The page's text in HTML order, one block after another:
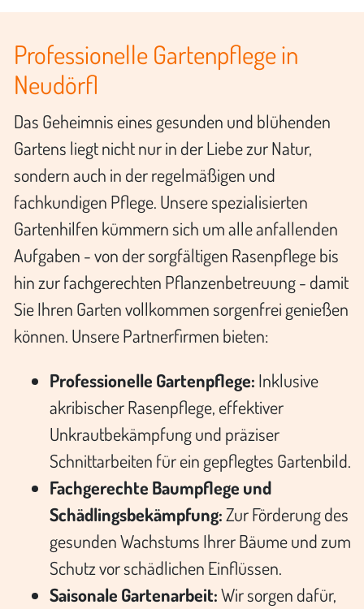
Professionelle Gartenpflege in
Neudörfl
Das Geheimnis eines gesunden und blühenden
Gartens liegt nicht nur in der Liebe zur Natur,
sondern auch in der regelmäßigen und
fachkundigen Pflege. Unsere spezialisierten
Gartenhilfen kümmern sich um alle anfallenden
Aufgaben - von der sorgfältigen Rasenpflege bis
hin zur fachgerechten Pflanzenbetreuung - damit
Sie Ihren Garten vollkommen sorgenfrei genießen
können. Unsere Partnerfirmen bieten:
Professionelle Gartenpflege: Inklusive
akribischer Rasenpflege, effektiver
Unkrautbekämpfung und präziser
Schnittarbeiten für ein gepflegtes Gartenbild.
Fachgerechte Baumpflege und
Schädlingsbekämpfung:Zur Förderung des
gesunden Wachstums Ihrer Bäume und zum
Schutz vor schädlichen Einflüssen.
Saisonale Gartenarbeit:Wir sorgen dafür,